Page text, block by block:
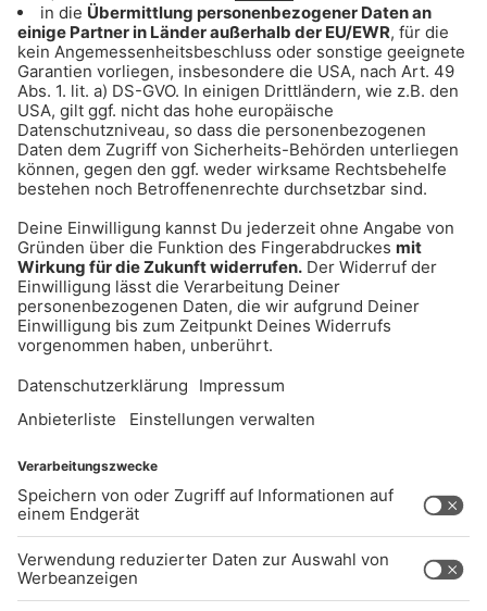
Gong 96.3 2000er Hits im Livestream
UNTERNEHMEN
Kontakt
Jobs